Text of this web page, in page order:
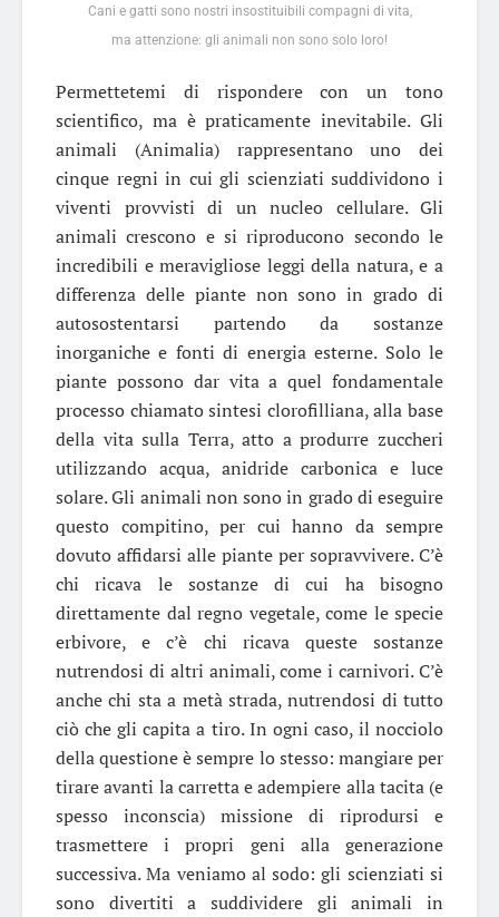
Cani e gatti sono nostri insostituibili compagni di vita,
ma attenzione: gli animali non sono solo loro!
Permettetemi di rispondere con un tono
scientifico, ma è praticamente inevitabile. Gli
animali (Animalia) rappresentano uno dei
cinque regni in cui gli scienziati suddividono i
viventi provvisti di un nucleo cellulare. Gli
animali crescono e si riproducono secondo le
incredibili e meravigliose leggi della natura, e a
differenza delle piante non sono in grado di
autosostentarsi partendo da sostanze
inorganiche e fonti di energia esterne. Solo le
piante possono dar vita a quel fondamentale
processo chiamato sintesi clorofilliana, alla base
della vita sulla Terra, atto a produrre zuccheri
utilizzando acqua, anidride carbonica e luce
solare. Gli animali non sono in grado di eseguire
questo compitino, per cui hanno da sempre
dovuto affidarsi alle piante per sopravvivere. C’è
chi ricava le sostanze di cui ha bisogno
direttamente dal regno vegetale, come le specie
erbivore, e c’è chi ricava queste sostanze
nutrendosi di altri animali, come i carnivori. C’è
anche chi sta a metà strada, nutrendosi di tutto
ciò che gli capita a tiro. In ogni caso, il nocciolo
della questione è sempre lo stesso: mangiare per
tirare avanti la carretta e adempiere alla tacita (e
spesso inconscia) missione di riprodursi e
trasmettere i propri geni alla generazione
successiva. Ma veniamo al sodo: gli scienziati si
sono divertiti a suddividere gli animali in